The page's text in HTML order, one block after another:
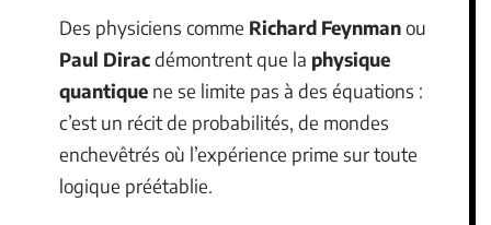
Des physiciens comme Richard Feynmanou
Paul Diracdémontrent que la physique
quantique ne se limite pas à des équations :
c’est un récit de probabilités, de mondes
enchevêtrés où l’expérience prime sur toute
logique préétablie.